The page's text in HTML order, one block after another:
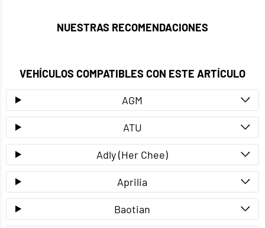
NUESTRAS RECOMENDACIONES
VEHÍCULOS COMPATIBLES CON ESTE ARTÍCULO
AGM
ATU
Adly (Her Chee)
Aprilia
Baotian